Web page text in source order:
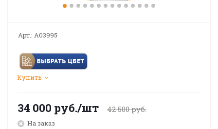
Арт.: A03995
Купить
34 000 руб./шт 42 500руб.
На заказ